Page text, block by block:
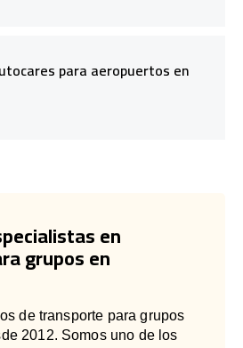
para aeropuertos en
en
grupos en
de transporte para grupos
2012. Somos uno de los